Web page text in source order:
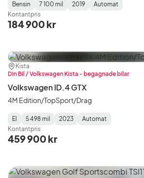
Fuel
Type:
Bensin
Mätarställning:
7 100 mil
Model
Year:
2019
Gearbox
Type:
Automat
Kontantpris
184 900 kr
Plats:
Kista
Återförsäljare:
Din Bil / Volkswagen Kista - begagnade bilar
Volkswagen ID.4 GTX
4M Edition/TopSport/Drag
Fuel
Type:
El
Mätarställning :
5 498 mil
Model
Year:
2023
Gearbox
Type:
Automat
Kontantpris
459 900 kr